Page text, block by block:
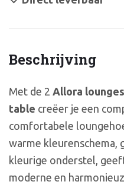
Beschrijving
Met de 2 Allora
table creëer je een
comfortabele
warme kleurenschema,
kleurige onderstel,
moderne en